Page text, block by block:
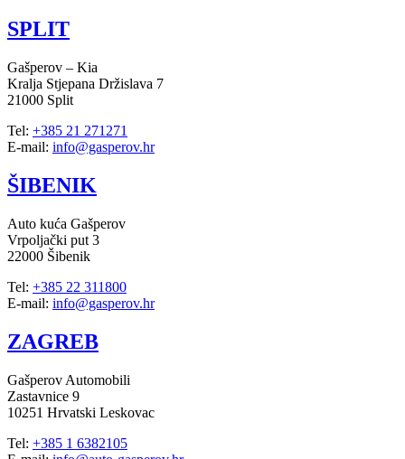
SPLIT
Gašperov – Kia
Kralja Stjepana Držislava 7
21000 Split
Tel: +385 21 271271
E-mail: info@gasperov.hr
ŠIBENIK
Auto kuća Gašperov
Vrpoljački put 3
22000 Šibenik
Tel: +385 22 311800
E-mail: info@gasperov.hr
ZAGREB
Gašperov Automobili
Zastavnice 9
10251 Hrvatski Leskovac
Tel: +385 1 6382105